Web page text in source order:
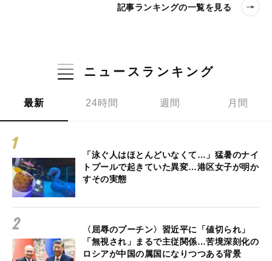
記事ランキングの一覧を見る
ニュースランキング
最新 24時間 週間 月間
「泳ぐ人はほとんどいなくて…」猛暑のナイ
トプールで起きていた異変…港区女子が明か
すその実態
〈屈辱のプーチン〉習近平に「値切られ」
「無視され」まるで主従関係…苦境深刻化の
ロシアが中国の属国になりつつある背景